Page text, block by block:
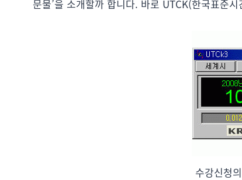
문물’을 소개할까 합니다. 바로 UTCK(한국표준
수강신청